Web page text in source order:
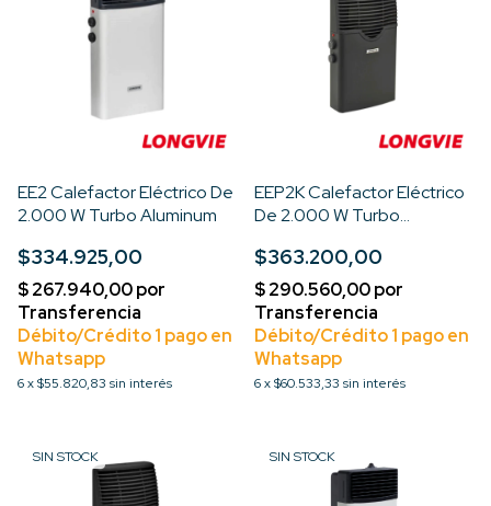
EE2 Calefactor Eléctrico De
2.000 W Turbo Aluminum
$334.925,00
6x$55.820,83 sin interés
EEP2K Calefactor Eléctrico
De 2.000 W Turbo
$363.200,00
6x$60.533,33 sin interés
SIN STOCK SIN STOCK